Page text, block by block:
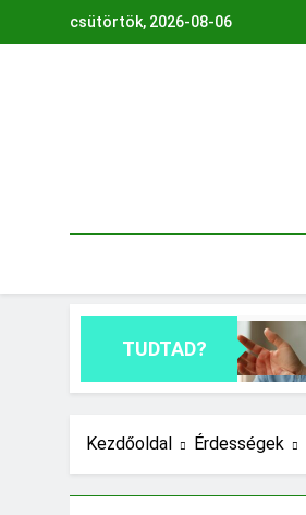
csütörtök, 2026-08-06
TUDTAD?
Kezdőoldal Érdességek